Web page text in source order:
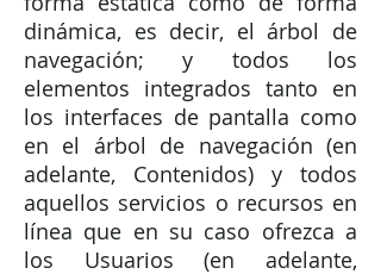
dinámica, es decir, el árbol de
navegación; y todos los
elementos integrados tanto en
los interfaces de pantalla como
en el árbol de navegación (en
adelante, Contenidos) y todos
aquellos servicios o recursos en
línea que en su caso ofrezca a
los Usuarios (en adelante,